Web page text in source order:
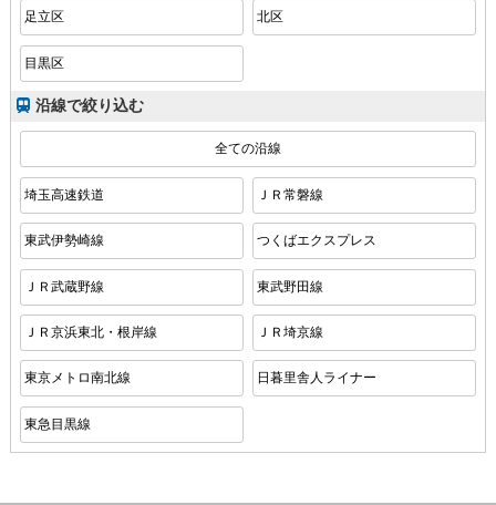
足立区 北区
目黒区
沿線で絞り込む
全ての沿線
埼玉高速鉄道 ＪＲ常磐線
東武伊勢崎線 つくばエクスプレス
ＪＲ武蔵野線 東武野田線
ＪＲ京浜東北・根岸線 ＪＲ埼京線
東京メトロ南北線 日暮里舎人ライナー
東急目黒線